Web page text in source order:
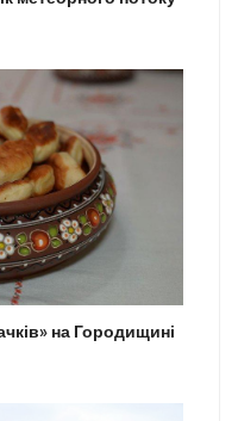
на Городищині